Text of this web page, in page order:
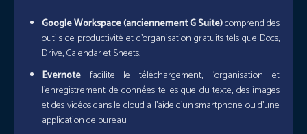
Google Workspace (anciennement G Suite)comprend des
outils de productivité et d’organisation gratuits tels que Docs,
Drive, Calendar et Sheets.
Evernote facilite le téléchargement, l’organisation et
l’enregistrement de données telles que du texte, des images
et des vidéos dans le cloud à l’aide d’un smartphone ou d’une
application de bureau